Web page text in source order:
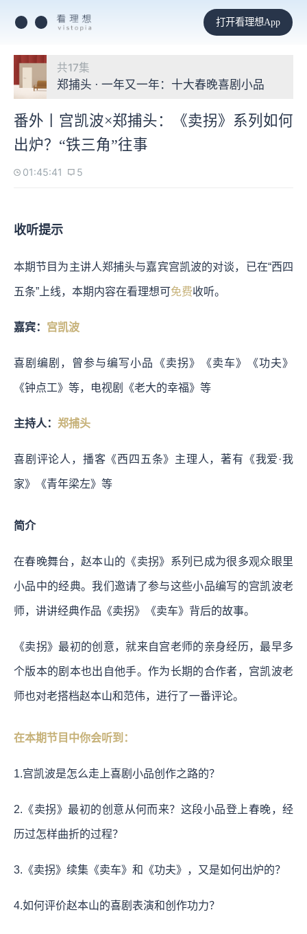
打开看理想App
共17集
郑捕头 · 一年又一年：十大春晚喜剧小品
番外丨宫凯波×郑捕头：《卖拐》系列如何
出炉？“铁三角”往事
01:45:41 5
收听提示
本期节目为主讲人郑捕头与嘉宾宫凯波的对谈，已在“西四
五条”上线，本期内容在看理想可免费收听。
嘉宾： 宫凯波
喜剧编剧，曾参与编写小品《卖拐》《卖车》《功夫》
《钟点工》等，电视剧《老大的幸福》等
主持人： 郑捕头
喜剧评论人，播客《西四五条》主理人，著有《我爱·我
家》《青年梁左》等
简介
在春晚舞台，赵本山的《卖拐》系列已成为很多观众眼里
小品中的经典。我们邀请了参与这些小品编写的宫凯波老
师，讲讲经典作品《卖拐》《卖车》背后的故事。
《卖拐》最初的创意，就来自宫老师的亲身经历，最早多
个版本的剧本也出自他手。作为长期的合作者，宫凯波老
师也对老搭档赵本山和范伟，进行了一番评论。
在本期节目中你会听到：
1.宫凯波是怎么走上喜剧小品创作之路的？
2.《卖拐》最初的创意从何而来？这段小品登上春晚，经
历过怎样曲折的过程？
3.《卖拐》续集《卖车》和《功夫》，又是如何出炉的？
4.如何评价赵本山的喜剧表演和创作功力？